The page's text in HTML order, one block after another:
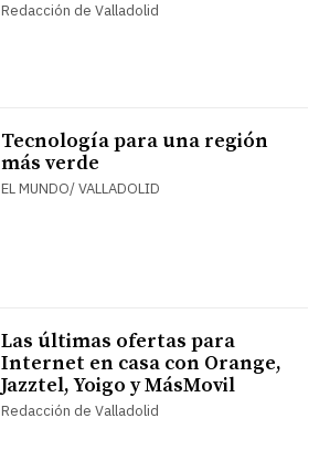
Redacción de Valladolid
Tecnología para una región
más verde
EL MUNDO/ VALLADOLID
Las últimas ofertas para
Internet en casa con Orange,
Jazztel, Yoigo y MásMovil
Redacción de Valladolid